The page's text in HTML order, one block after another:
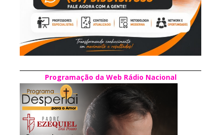
Programação da Web Rádio Nacional